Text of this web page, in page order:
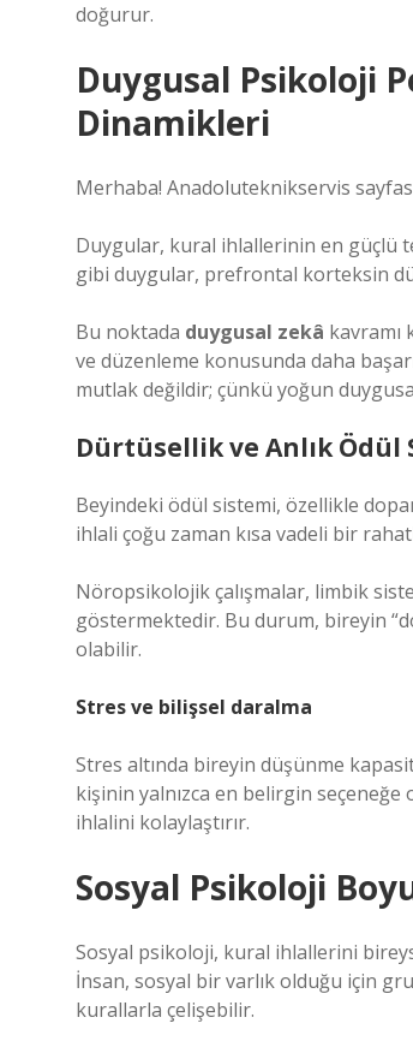
doğurur.
Duygusal Psikoloji
Dinamikleri
Merhaba! Anadoluteknikservis
Duygular, kural ihlallerinin en güçlü
gibi duygular, prefrontal korteksin
Bu noktada duygusal zekâ kavramı
ve düzenleme konusunda daha
mutlak değildir; çünkü yoğun
Dürtüsellik ve Anlık Ödül
Beyindeki ödül sistemi, özellikle
ihlali çoğu zaman kısa vadeli bir
Nöropsikolojik çalışmalar, limbik
göstermektedir. Bu durum, bireyin
olabilir.
Stres ve bilişsel daralma
Stres altında bireyin düşünme
kişinin yalnızca en belirgin
ihlalini kolaylaştırır.
Sosyal Psikoloji
Sosyal psikoloji, kural ihlallerini
İnsan, sosyal bir varlık olduğu için
kurallarla çelişebilir.